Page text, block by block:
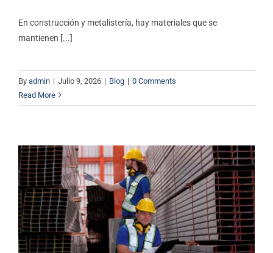
En construcción y metalistería, hay materiales que se
mantienen [...]
By admin | Julio 9, 2026 | Blog | 0 Comments
Read More
5 productos clave de acero
estructural para tu obra o
proyecto